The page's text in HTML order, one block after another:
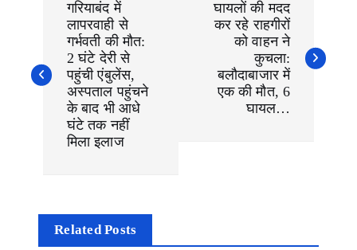
v
गरियाबंद में
लापरवाही से
गर्भवती की मौत:
2 घंटे देरी से
पहुंची एंबुलेंस,
अस्पताल पहुंचने
के बाद भी आधे
घंटे तक नहीं
मिला इलाज
घायलों की मदद
कर रहे राहगीरों
को वाहन ने
कुचला:
बलौदाबाजार में
एक की मौत, 6
घायल…
Related Posts